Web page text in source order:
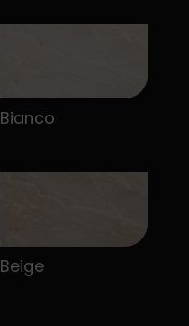
Bianco
Beige